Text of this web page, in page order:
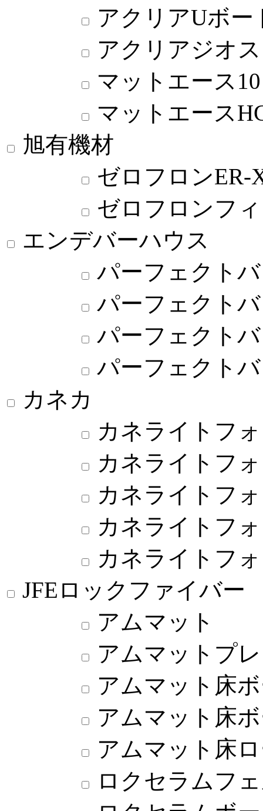
アクリアUボー
アクリアジオス
マットエース10
マットエース
旭有機材
ゼロフロンER-
ゼロフロンフ
エンデバーハウス
パーフェクト
パーフェクト
パーフェクト
パーフェクト
カネカ
カネライトフ
カネライトフ
カネライトフ
カネライトフ
カネライトフ
JFEロックファイバー
アムマット
アムマットプ
アムマット床
アムマット床
アムマット床
ロクセラムフ